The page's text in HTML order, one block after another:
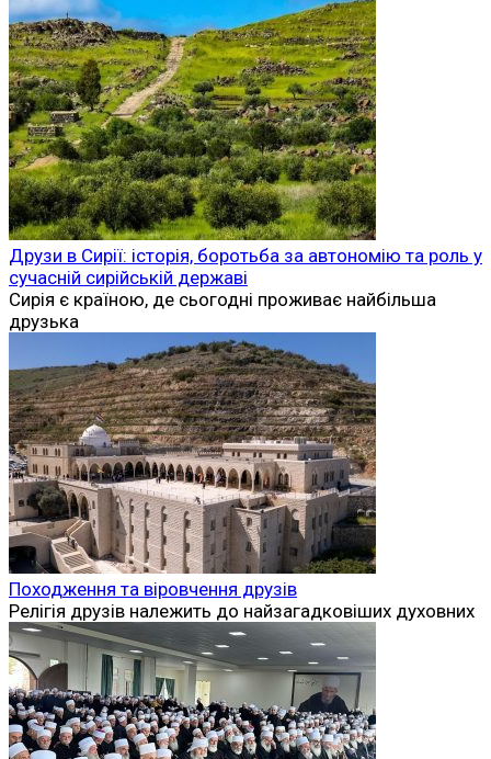
Друзи в Сирії: історія, боротьба за автономію та роль у
сучасній сирійській державі
Сирія є країною, де сьогодні проживає найбільша
друзька
Походження та віровчення друзів
Релігія друзів належить до найзагадковіших духовних